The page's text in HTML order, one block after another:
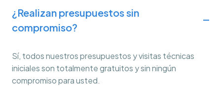
¿Realizan presupuestos sin
compromiso?
Sí, todos nuestros presupuestos y visitas técnicas
iniciales son totalmente gratuitos y sin ningún
compromiso para usted.